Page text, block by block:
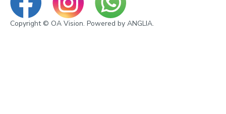
Copyright © OA Vision. Powered by ANGLIA.